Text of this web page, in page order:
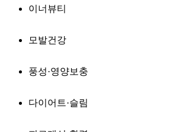
이너뷰티
모발건강
풍성·영양보충
다이어트·슬림